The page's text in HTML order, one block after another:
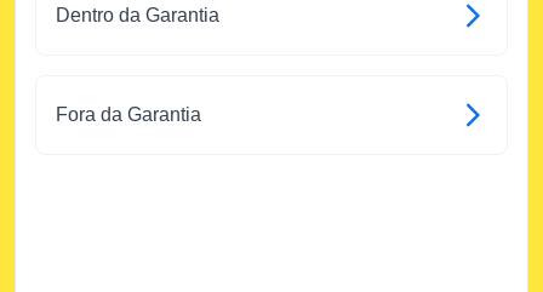
Dentro da Garantia
Fora da Garantia